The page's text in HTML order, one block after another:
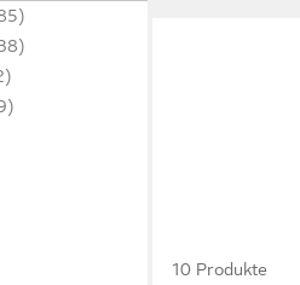
10 Produkte